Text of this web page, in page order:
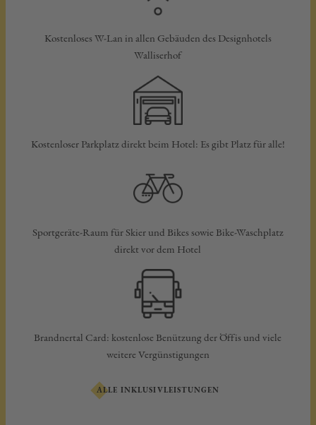
Kostenloses W-Lan in allen Gebäuden des Designhotels
Walliserhof
Kostenloser Parkplatz direkt beim Hotel: Es gibt Platz für alle!
Sportgeräte-Raum für Skier und Bikes sowie Bike-Waschplatz
direkt vor dem Hotel
Brandnertal Card: kostenlose Benützung der Öffis und viele
weitere Vergünstigungen
ALLE INKLUSIVLEISTUNGEN